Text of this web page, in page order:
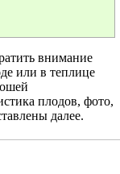
внимание
или в теплице
плодов, фото,
далее.